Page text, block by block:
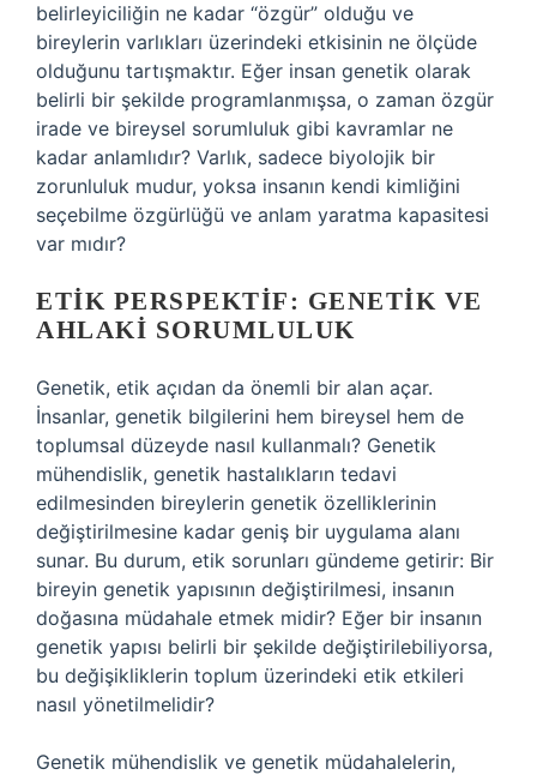
belirleyiciliğin ne kadar “özgür” olduğu ve
bireylerin varlıkları üzerindeki etkisinin ne ölçüde
olduğunu tartışmaktır. Eğer insan genetik olarak
belirli bir şekilde programlanmışsa, o zaman özgür
irade ve bireysel sorumluluk gibi kavramlar ne
kadar anlamlıdır? Varlık, sadece biyolojik bir
zorunluluk mudur, yoksa insanın kendi kimliğini
seçebilme özgürlüğü ve anlam yaratma kapasitesi
var mıdır?
ETIK PERSPEKTIF: GENETIK VE
AHLAKI SORUMLULUK
Genetik, etik açıdan da önemli bir alan açar.
İnsanlar, genetik bilgilerini hem bireysel hem de
toplumsal düzeyde nasıl kullanmalı? Genetik
mühendislik, genetik hastalıkların tedavi
edilmesinden bireylerin genetik özelliklerinin
değiştirilmesine kadar geniş bir uygulama alanı
sunar. Bu durum, etik sorunları gündeme getirir: Bir
bireyin genetik yapısının değiştirilmesi, insanın
doğasına müdahale etmek midir? Eğer bir insanın
genetik yapısı belirli bir şekilde değiştirilebiliyorsa,
bu değişikliklerin toplum üzerindeki etik etkileri
nasıl yönetilmelidir?
Genetik mühendislik ve genetik müdahalelerin,